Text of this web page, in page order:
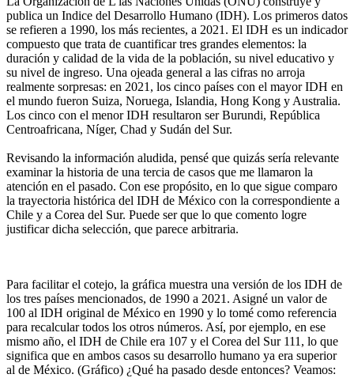
publica un Indice del Desarrollo Humano (IDH). Los primeros datos
se refieren a 1990, los más recientes, a 2021. El IDH es un indicador
compuesto que trata de cuantificar tres grandes elementos: la
duración y calidad de la vida de la población, su nivel educativo y
su nivel de ingreso. Una ojeada general a las cifras no arroja
realmente sorpresas: en 2021, los cinco países con el mayor IDH en
el mundo fueron Suiza, Noruega, Islandia, Hong Kong y Australia.
Los cinco con el menor IDH resultaron ser Burundi, República
Centroafricana, Níger, Chad y Sudán del Sur.
Revisando la información aludida, pensé que quizás sería relevante
examinar la historia de una tercia de casos que me llamaron la
atención en el pasado. Con ese propósito, en lo que sigue comparo
la trayectoria histórica del IDH de México con la correspondiente a
Chile y a Corea del Sur. Puede ser que lo que comento logre
justificar dicha selección, que parece arbitraria.
Para facilitar el cotejo, la gráfica muestra una versión de los IDH de
los tres países mencionados, de 1990 a 2021. Asigné un valor de
100 al IDH original de México en 1990 y lo tomé como referencia
para recalcular todos los otros números. Así, por ejemplo, en ese
mismo año, el IDH de Chile era 107 y el Corea del Sur 111, lo que
significa que en ambos casos su desarrollo humano ya era superior
al de México. (Gráfico) ¿Qué ha pasado desde entonces? Veamos: